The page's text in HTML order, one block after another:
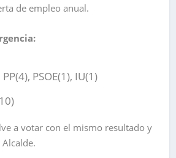
de empleo anual.
PSOE(1), IU(1)
a votar con el mismo resultado y